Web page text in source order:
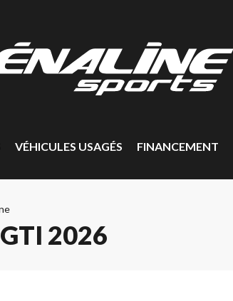
VÉHICULES USAGÉS FINANCEMENT
2026